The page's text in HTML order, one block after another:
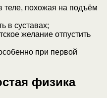
теле, похожая на подъём
в суставах;
желание отпустить
при первой
физика